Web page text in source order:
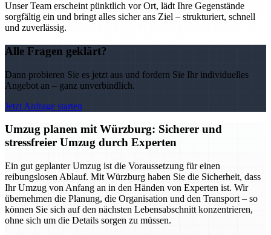
Unser Team erscheint pünktlich vor Ort, lädt Ihre Gegenstände
sorgfältig ein und bringt alles sicher ans Ziel – strukturiert, schnell
und zuverlässig.
Alle Fragen geklärt?
Dann probieren Sie es jetzt aus und fordern Sie Ihr individuelles
Angebot an – ganz unverbindlich.
Jetzt Anfrage starten
Umzug planen mit Würzburg: Sicherer und
stressfreier Umzug durch Experten
Ein gut geplanter Umzug ist die Voraussetzung für einen
reibungslosen Ablauf. Mit Würzburg haben Sie die Sicherheit, dass
Ihr Umzug von Anfang an in den Händen von Experten ist. Wir
übernehmen die Planung, die Organisation und den Transport – so
können Sie sich auf den nächsten Lebensabschnitt konzentrieren,
ohne sich um die Details sorgen zu müssen.